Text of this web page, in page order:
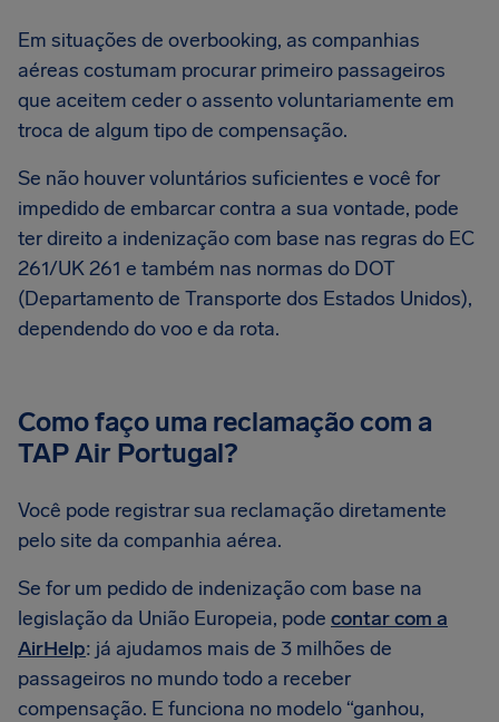
Em situações de overbooking, as companhias
aéreas costumam procurar primeiro passageiros
que aceitem ceder o assento voluntariamente em
troca de algum tipo de compensação.
Se não houver voluntários suficientes e você for
impedido de embarcar contra a sua vontade, pode
ter direito a indenização com base nas regras do EC
261/UK 261 e também nas normas do DOT
(Departamento de Transporte dos Estados Unidos),
dependendo do voo e da rota.
Como faço uma reclamação com a
TAP Air Portugal?
Você pode registrar sua reclamação diretamente
pelo site da companhia aérea.
Se for um pedido de indenização com base na
legislação da União Europeia, pode contar com a
AirHelp: já ajudamos mais de 3 milhões de
passageiros no mundo todo a receber
compensação. E funciona no modelo “ganhou,